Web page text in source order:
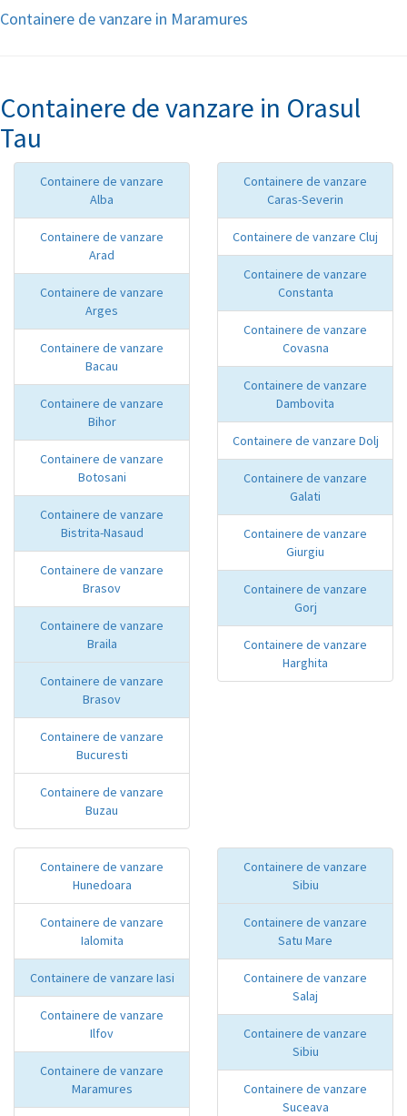
Containere de vanzare in Maramures
Containere de vanzare in Orasul
Tau
Containere de vanzare
Alba
Containere de vanzare
Arad
Containere de vanzare
Arges
Containere de vanzare
Bacau
Containere de vanzare
Bihor
Containere de vanzare
Botosani
Containere de vanzare
Bistrita-Nasaud
Containere de vanzare
Brasov
Containere de vanzare
Braila
Containere de vanzare
Brasov
Containere de vanzare
Bucuresti
Containere de vanzare
Buzau
Containere de vanzare
Caras-Severin
Containere de vanzare Cluj
Containere de vanzare
Constanta
Containere de vanzare
Covasna
Containere de vanzare
Dambovita
Containere de vanzare Dolj
Containere de vanzare
Galati
Containere de vanzare
Giurgiu
Containere de vanzare
Gorj
Containere de vanzare
Harghita
Containere de vanzare
Hunedoara
Containere de vanzare
Ialomita
Containere de vanzare Iasi
Containere de vanzare
Ilfov
Containere de vanzare
Maramures
Containere de vanzare
Sibiu
Containere de vanzare
Satu Mare
Containere de vanzare
Salaj
Containere de vanzare
Sibiu
Containere de vanzare
Suceava